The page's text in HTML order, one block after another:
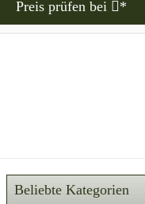
Preis prüfen bei *
Beliebte Kategorien